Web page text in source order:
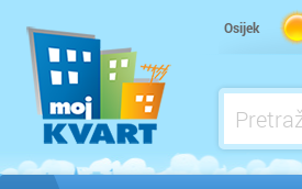
Osijek
Kupaonice, Keramika, Sanitarije - prodaja
Kupaonice, Keramika, Sanitarije - ugradnja
Madraci - proizvodnja, prodaja